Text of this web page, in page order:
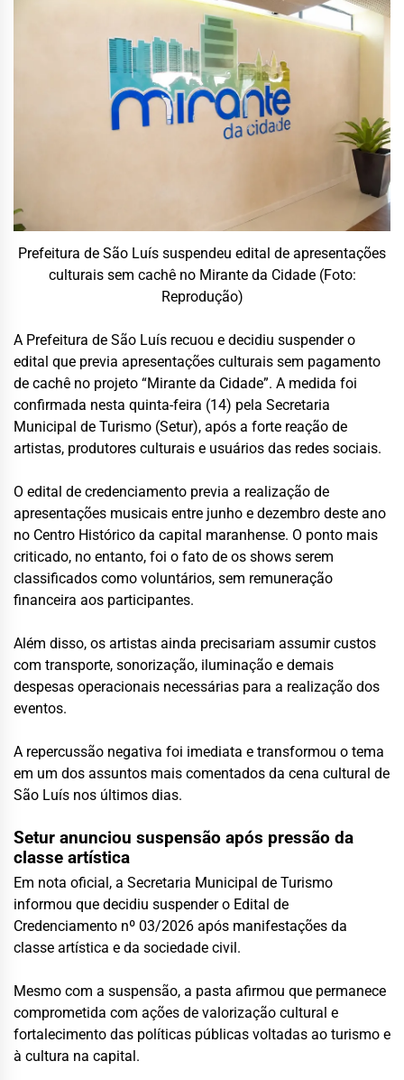
Prefeitura de São Luís suspendeu edital de apresentações
culturais sem cachê no Mirante da Cidade (Foto:
Reprodução)
A Prefeitura de São Luís recuou e decidiu suspender o
edital que previa apresentações culturais sem pagamento
de cachê no projeto “Mirante da Cidade”. A medida foi
confirmada nesta quinta-feira (14) pela Secretaria
Municipal de Turismo (Setur), após a forte reação de
artistas, produtores culturais e usuários das redes sociais.
O edital de credenciamento previa a realização de
apresentações musicais entre junho e dezembro deste ano
no Centro Histórico da capital maranhense. O ponto mais
criticado, no entanto, foi o fato de os shows serem
classificados como voluntários, sem remuneração
financeira aos participantes.
Além disso, os artistas ainda precisariam assumir custos
com transporte, sonorização, iluminação e demais
despesas operacionais necessárias para a realização dos
eventos.
A repercussão negativa foi imediata e transformou o tema
em um dos assuntos mais comentados da cena cultural de
São Luís nos últimos dias.
Setur anunciou suspensão após pressão da
classe artística
Em nota oficial, a Secretaria Municipal de Turismo
informou que decidiu suspender o Edital de
Credenciamento nº 03/2026 após manifestações da
classe artística e da sociedade civil.
Mesmo com a suspensão, a pasta afirmou que permanece
comprometida com ações de valorização cultural e
fortalecimento das políticas públicas voltadas ao turismo e
à cultura na capital.